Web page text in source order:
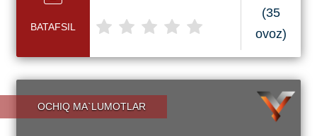
BATAFSIL
(35
ovoz)
OCHIQ MA`LUMOTLAR